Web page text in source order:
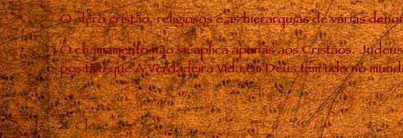
O clero cristão, religiosos e as hierarquias de várias
O chamamento não se aplica apenas aos Cristãos.
positivo que A Verdadeira Vida em Deus tem tido no
Close